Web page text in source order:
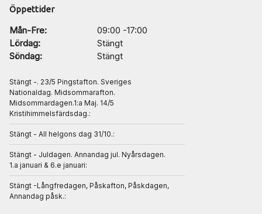
Öppettider
Mån-Fre:
09:00 -17:00
Lördag:
Stängt
Söndag:
Stängt
Stängt -. 23/5 Pingstafton. Sveriges
Nationaldag. Midsommarafton.
Midsommardagen.1:a Maj. 14/5
Kristihimmelsfärdsdag.:
Stängt - All helgons dag 31/10.:
Stängt - Juldagen. Annandag jul. Nyårsdagen.
1.a januari & 6.e januari:
Stängt -Långfredagen, Påskafton, Påskdagen,
Annandag påsk.: